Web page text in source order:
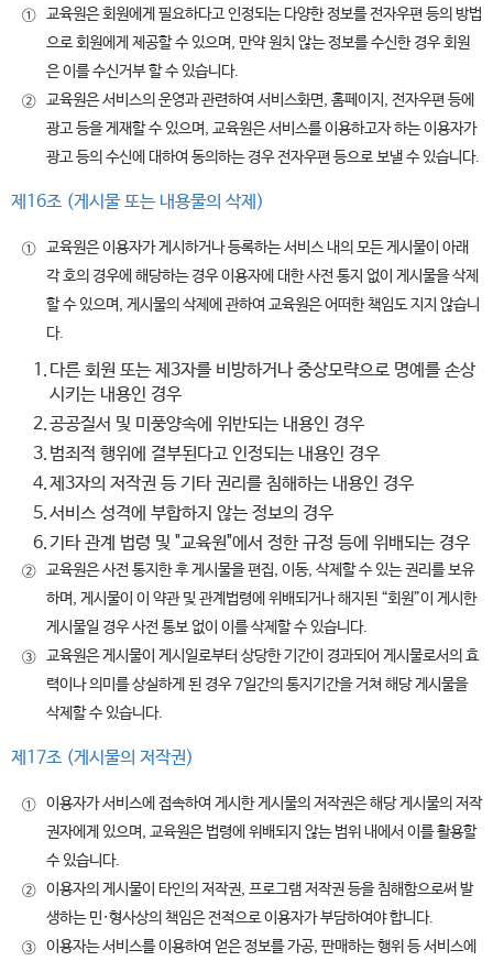
①
교육원은 회원에게 필요하다고 인정되는 다양한 정보를 전자우편 등의 방법
으로 회원에게 제공할 수 있으며, 만약 원치 않는 정보를 수신한 경우 회원
은 이를 수신거부 할 수 있습니다.
②
교육원은 서비스의 운영과 관련하여 서비스화면, 홈페이지, 전자우편 등에
광고 등을 게재할 수 있으며, 교육원은 서비스를 이용하고자 하는 이용자가
광고 등의 수신에 대하여 동의하는 경우 전자우편 등으로 보낼 수 있습니다.
제16조 (게시물 또는 내용물의 삭제)
①
교육원은 이용자가 게시하거나 등록하는 서비스 내의 모든 게시물이 아래
각 호의 경우에 해당하는 경우 이용자에 대한 사전 통지 없이 게시물을 삭제
할 수 있으며, 게시물의 삭제에 관하여 교육원은 어떠한 책임도 지지 않습니
다.
1. 다른 회원 또는 제3자를 비방하거나 중상모략으로 명예를 손상
시키는 내용인 경우
2.공공질서 및 미풍양속에 위반되는 내용인 경우
3. 범죄적 행위에 결부된다고 인정되는 내용인 경우
4.제3자의 저작권 등 기타 권리를 침해하는 내용인 경우
5.서비스 성격에 부합하지 않는 정보의 경우
6. 기타 관계 법령 및 "교육원"에서 정한 규정 등에 위배되는 경우
②
교육원은 사전 통지한 후 게시물을 편집, 이동, 삭제할 수 있는 권리를 보유
하며, 게시물이 이 약관 및 관계법령에 위배되거나 해지된 “회원”이 게시한
게시물일 경우 사전 통보 없이 이를 삭제할 수 있습니다.
③
교육원은 게시물이 게시일로부터 상당한 기간이 경과되어 게시물로서의 효
력이나 의미를 상실하게 된 경우 7일간의 통지기간을 거쳐 해당 게시물을
삭제할 수 있습니다.
제17조 (게시물의 저작권)
①
이용자가 서비스에 접속하여 게시한 게시물의 저작권은 해당 게시물의 저작
권자에게 있으며, 교육원은 법령에 위배되지 않는 범위 내에서 이를 활용할
수 있습니다.
②
이용자의 게시물이 타인의 저작권, 프로그램 저작권 등을 침해함으로써 발
생하는 민·형사상의 책임은 전적으로 이용자가 부담하여야 합니다.
③
이용자는 서비스를 이용하여 얻은 정보를 가공, 판매하는 행위 등 서비스에